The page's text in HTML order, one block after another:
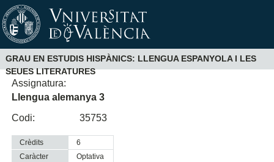
GRAU EN ESTUDIS HISPÀNICS: LLENGUA ESPANYOLA I LES
SEUES LITERATURES
Assignatura:
Llengua alemanya 3
Codi:
35753
Crèdits
6
Caràcter
optativa